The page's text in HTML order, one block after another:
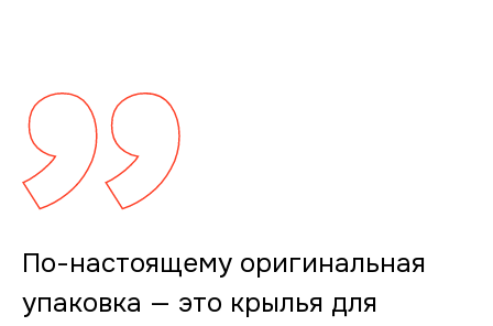
По-настоящему оригинальная
упаковка — это крылья для